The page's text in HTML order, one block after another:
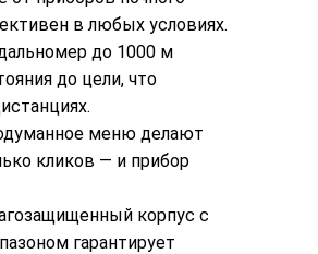
в любых условиях.
до 1000 м
до цели, что
меню делают
кликов — и прибор
корпус с
гарантирует